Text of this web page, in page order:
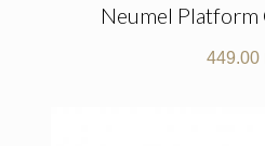
Neumel Platform
449.00